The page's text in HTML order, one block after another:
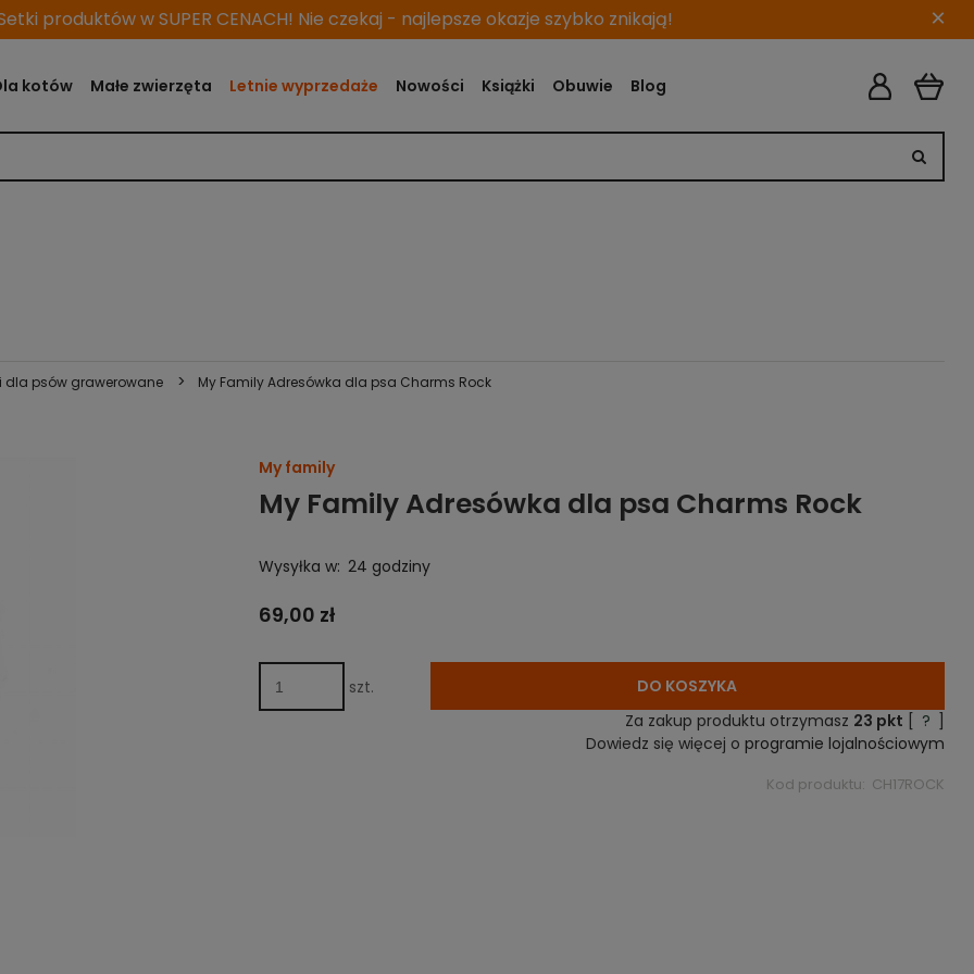
Setki produktów w SUPER CENACH! Nie czekaj - najlepsze okazje szybko znikają! ×
kotów Małe zwierzęta Letnie wyprzedaże Nowości Książki Obuwie Blog
dla psów grawerowane > My Family Adresówka dla psa Charms Rock
My family
My Family Adresówka dla psa Charms Rock
Wysyłka w: 24 godziny
69,00 zł
szt.
DO KOSZYKA
Za zakup produktu otrzymasz 23 pkt ?
Dowiedz się więcej oprogramie lojalnościowym
Kod produktu: CH17ROCK